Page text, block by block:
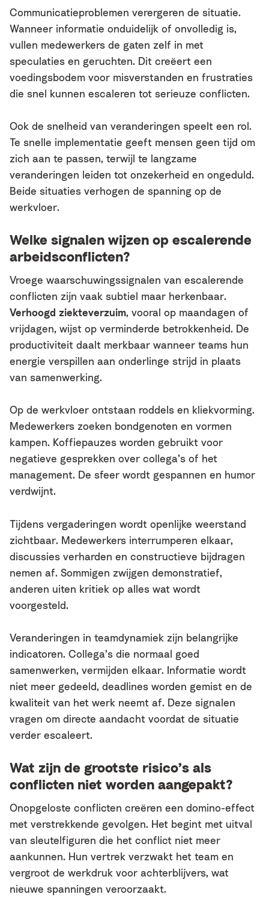
Communicatieproblemen verergeren de situatie.
Wanneer informatie onduidelijk of onvolledig is,
vullen medewerkers de gaten zelf in met
speculaties en geruchten. Dit creëert een
voedingsbodem voor misverstanden en frustraties
die snel kunnen escaleren tot serieuze conflicten.
Ook de snelheid van veranderingen speelt een rol.
Te snelle implementatie geeft mensen geen tijd om
zich aan te passen, terwijl te langzame
veranderingen leiden tot onzekerheid en ongeduld.
Beide situaties verhogen de spanning op de
werkvloer.
Welke signalen wijzen op escalerende
arbeidsconflicten?
Vroege waarschuwingssignalen van escalerende
conflicten zijn vaak subtiel maar herkenbaar.
Verhoogd ziekteverzuim, vooral op maandagen of
vrijdagen, wijst op verminderde betrokkenheid. De
productiviteit daalt merkbaar wanneer teams hun
energie verspillen aan onderlinge strijd in plaats
van samenwerking.
Op de werkvloer ontstaan roddels en kliekvorming.
Medewerkers zoeken bondgenoten en vormen
kampen. Koffiepauzes worden gebruikt voor
negatieve gesprekken over collega’s of het
management. De sfeer wordt gespannen en humor
verdwijnt.
Tijdens vergaderingen wordt openlijke weerstand
zichtbaar. Medewerkers interrumperen elkaar,
discussies verharden en constructieve bijdragen
nemen af. Sommigen zwijgen demonstratief,
anderen uiten kritiek op alles wat wordt
voorgesteld.
Veranderingen in teamdynamiek zijn belangrijke
indicatoren. Collega’s die normaal goed
samenwerken, vermijden elkaar. Informatie wordt
niet meer gedeeld, deadlines worden gemist en de
kwaliteit van het werk neemt af. Deze signalen
vragen om directe aandacht voordat de situatie
verder escaleert.
Wat zijn de grootste risico’s als
conflicten niet worden aangepakt?
Onopgeloste conflicten creëren een domino-effect
met verstrekkende gevolgen. Het begint met uitval
van sleutelfiguren die het conflict niet meer
aankunnen. Hun vertrek verzwakt het team en
vergroot de werkdruk voor achterblijvers, wat
nieuwe spanningen veroorzaakt.